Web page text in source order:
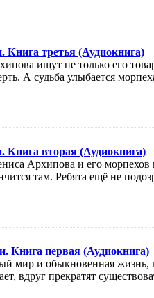
третья (Аудиокнига)
ищут не только его
А судьба улыбается
вторая (Аудиокнига)
Архипова и его
там. Ребята ещё не
Книга первая (Аудиокнига)
мир и обыкновенная
вдруг прекратят